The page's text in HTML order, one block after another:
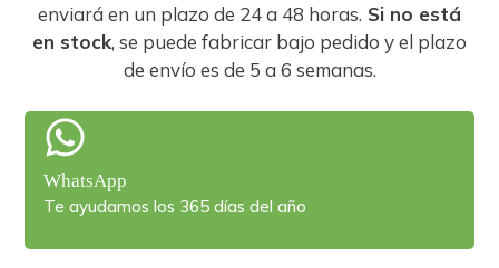
enviará en un plazo de 24 a 48 horas. Si no está
en stock, se puede fabricar bajo pedido y el plazo
de envío es de 5 a 6 semanas.
WhatsApp
Te ayudamos los 365 días del año